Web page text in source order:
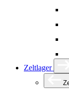
Zeltlager